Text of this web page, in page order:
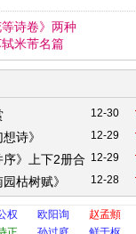
诗卷》两种
米芾名篇
12-30
12-29
诗》
12-29
》上下2册合
12-28
枯树赋》
权 欧阳询 赵孟頫